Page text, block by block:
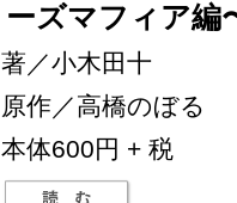
ーズマフィア編
著／小木田十
原作／高橋のぼる
本体600円 + 税